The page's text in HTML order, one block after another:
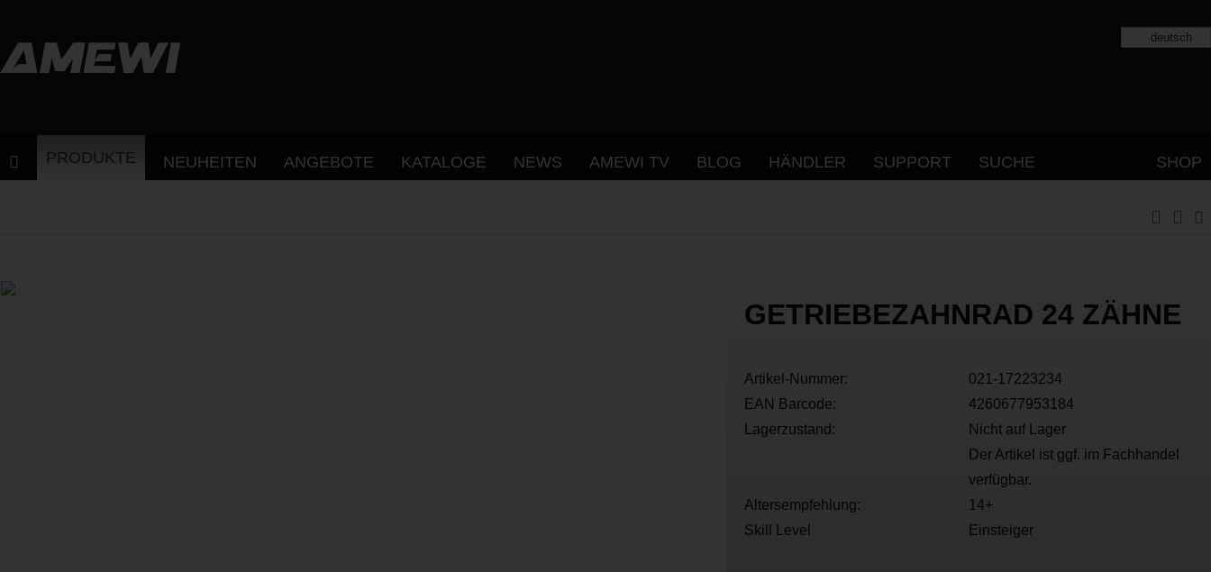
deutsch
PRODUKTE NEUHEITEN ANGEBOTE KATALOGE NEWS AMEWI TV BLOG HÄNDLER SUPPORT SUCHE SHOP
GETRIEBEZAHNRAD 24 ZÄHNE
Artikel-Nummer:
021-17223234
EAN Barcode:
4260677953184
Lagerzustand:
Nicht auf Lager
Der Artikel ist ggf. im Fachhandel
verfügbar.
Altersempfehlung:
14+
Skill Level
Einsteiger